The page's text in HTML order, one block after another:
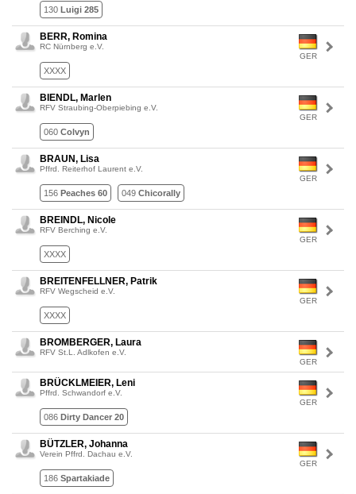
130 Luigi 285
GER
BERR, Romina
RC Nürnberg e.V.
XXXX
GER
BIENDL, Marlen
RFV Straubing-Oberpiebing e.V.
060 Colvyn
GER
BRAUN, Lisa
Pffrd. Reiterhof Laurent e.V.
156 Peaches 60 049 Chicorally
GER
BREINDL, Nicole
RFV Berching e.V.
XXXX
GER
BREITENFELLNER, Patrik
RFV Wegscheid e.V.
XXXX
GER
BROMBERGER, Laura
RFV St.L. Adlkofen e.V.
GER
BRÜCKLMEIER, Leni
Pffrd. Schwandorf e.V.
086 Dirty Dancer 20
GER
BÜTZLER, Johanna
Verein Pffrd. Dachau e.V.
186 Spartakiade